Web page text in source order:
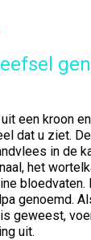
een kroon
dat u ziet.
in de
het
bloedvaten.
genoemd.
geweest,
uit.